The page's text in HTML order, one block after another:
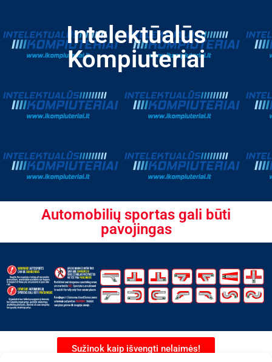
Intelektūalūs
Kompiuteriai
Automobilių sportas gali būti
pavojingas
Sužinok kaip išvengti nelaimės!